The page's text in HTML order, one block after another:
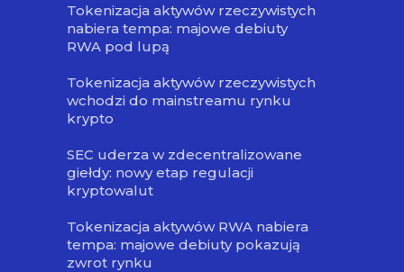
Tokenizacja aktywów rzeczywistych
nabiera tempa: majowe debiuty
RWA pod lupą
Tokenizacja aktywów rzeczywistych
wchodzi do mainstreamu rynku
krypto
SEC uderza w zdecentralizowane
giełdy: nowy etap regulacji
kryptowalut
Tokenizacja aktywów RWA nabiera
tempa: majowe debiuty pokazują
zwrot rynku